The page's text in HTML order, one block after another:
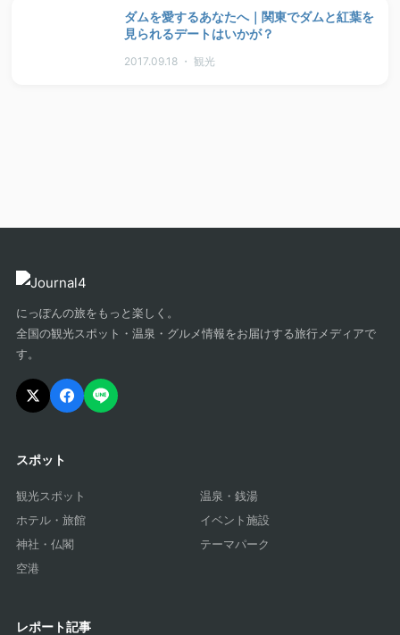
ダムを愛するあなたへ｜関東でダムと紅葉を
見られるデートはいかが？
2017.09.18 ・ 観光
にっぽんの旅をもっと楽しく。
全国の観光スポット・温泉・グルメ情報をお届けする旅行メディアで
す。
スポット
観光スポット
温泉・銭湯
ホテル・旅館
イベント施設
神社・仏閣
テーマパーク
空港
レポート記事